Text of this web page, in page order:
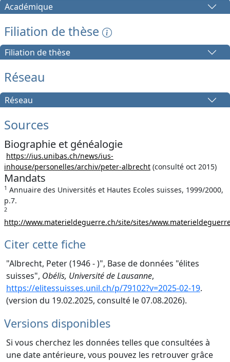
Académique
Filiation de thèse
Filiation de thèse
Réseau
Réseau
Sources
Biographie et généalogie
https://ius.unibas.ch/news/ius-
inhouse/personelles/archiv/peter-albrecht (consulté oct 2015)
Mandats
1 Annuaire des Universités et Hautes Ecoles suisses, 1999/2000,
p.7.
2
http://www.materieldeguerre.ch/site/sites/
Citer cette fiche
"Albrecht, Peter (1946 - )", Base de données "élites
suisses", Obélis, Université de Lausanne,
https://elitessuisses.unil.ch/p/79102?v=2025-02-19.
(version du 19.02.2025, consulté le 07.08.2026).
Versions disponibles
Si vous cherchez les données telles que consultées à
une date antérieure, vous pouvez les retrouver grâce